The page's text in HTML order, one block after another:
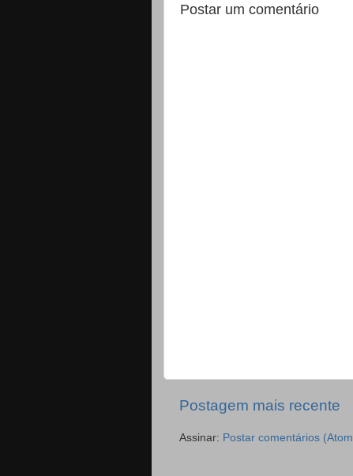
Postar um comentário
Postagem mais recente
Assinar: Postar comentários